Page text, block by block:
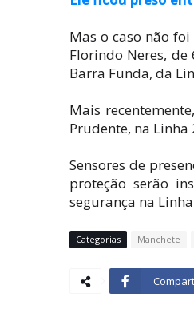
Mas o caso não
Florindo Neres,
Barra Funda, da
Mais
Prudente, na
Sensores de
proteção serão
segurança na
Categorias Manchete